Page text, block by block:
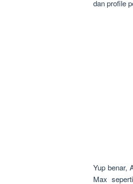
dan profile
Yup benar,
Max